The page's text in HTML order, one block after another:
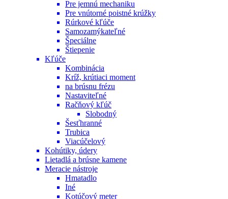
Pre jemnú mechaniku
Pre vnútorné poistné krúžky
Rúrkové kľúče
Samozamýkateľné
Špeciálne
Štiepenie
Kľúče
Kombinácia
Kríž, krútiaci moment
na brúsnu frézu
Nastaviteľné
Račňový kľúč
Slobodný
Šesťhranné
Trubica
Viacúčelový
Kohútiky, údery
Lietadlá a brúsne kamene
Meracie nástroje
Hmatadlo
Iné
Kotúčový meter